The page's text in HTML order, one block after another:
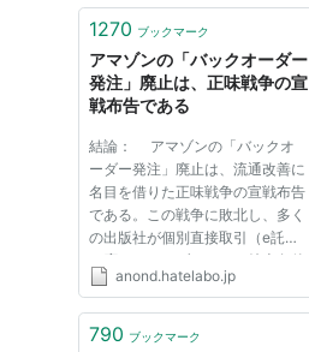
1270 ブックマーク
アマゾンの「バックオーダー
発注」廃止は、正味戦争の宣
戦布告である
結論： アマゾンの「バックオ
ーダー発注」廃止は、流通改善に
名目を借りた正味戦争の宣戦布告
である。この戦争に敗北し、多く
の出版社が個別直接取引（e託）
に応じてアマゾンのみに特恵条件
を与えることは、破壊的な状況を
したところで流通が改善するとい
anond.hatelabo.jp
790 ブックマーク